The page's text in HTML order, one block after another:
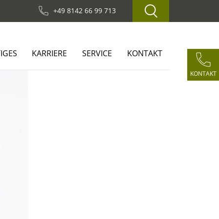
+49 8142 66 99 713
KONTAKT
KARRIERE SERVICE KONTAKT